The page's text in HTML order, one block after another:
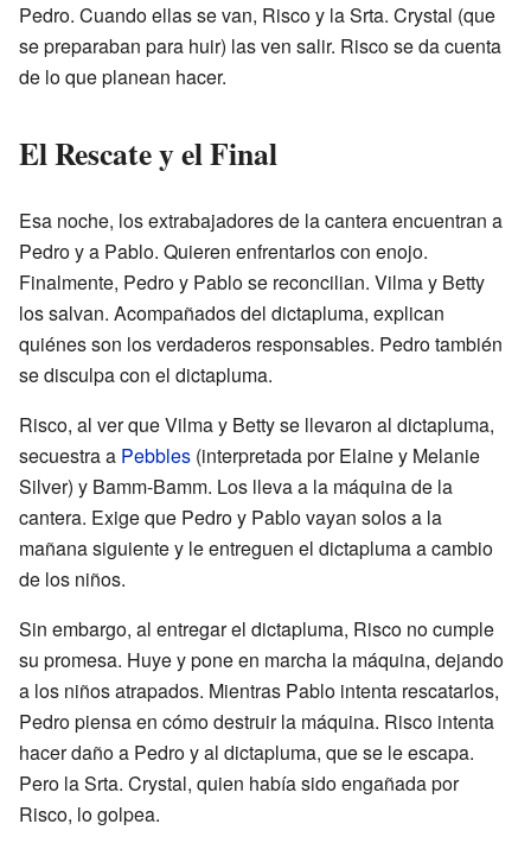
Pedro. Cuando ellas se van, Risco y la Srta. Crystal (que
se preparaban para huir) las ven salir. Risco se da cuenta
de lo que planean hacer.
El Rescate y el Final
Esa noche, los extrabajadores de la cantera encuentran a
Pedro y a Pablo. Quieren enfrentarlos con enojo.
Finalmente, Pedro y Pablo se reconcilian. Vilma y Betty
los salvan. Acompañados del dictapluma, explican
quiénes son los verdaderos responsables. Pedro también
se disculpa con el dictapluma.
Risco, al ver que Vilma y Betty se llevaron al dictapluma,
secuestra a Pebbles (interpretada por Elaine y Melanie
Silver) y Bamm-Bamm. Los lleva a la máquina de la
cantera. Exige que Pedro y Pablo vayan solos a la
mañana siguiente y le entreguen el dictapluma a cambio
de los niños.
Sin embargo, al entregar el dictapluma, Risco no cumple
su promesa. Huye y pone en marcha la máquina, dejando
a los niños atrapados. Mientras Pablo intenta rescatarlos,
Pedro piensa en cómo destruir la máquina. Risco intenta
hacer daño a Pedro y al dictapluma, que se le escapa.
Pero la Srta. Crystal, quien había sido engañada por
Risco, lo golpea.